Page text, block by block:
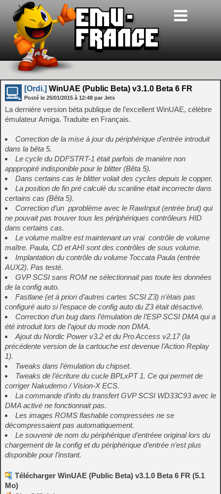
[Ordi.] WinUAE (Public Beta) v3.1.0 Beta 6 FR
Posté le 25/01/2015 à 12:48 par Jets
La dernière version béta publique de l’excellent WinUAE, célèbre
émulateur Amiga. Traduite en Français.
Correction de la mise à jour du périphérique d’entrée introduit
dans la bêta 5.
Le cycle du DDFSTRT-1 était parfois de manière non
apppropiré indisponible pour le blitter (Bêta 5).
Dans certains cas le blitter volait des cycles depuis le copper.
La position de fin pré calculé du scanline était incorrecte dans
certains cas (Bêta 5).
Correction d’un pproblème avec le RawInput (entrée brut) qui
ne pouvait pas trouver tous les périphériques contrôleurs HID
dans certains cas.
Le volume maître est maintenant un vrai contrôle de volume
maître. Paula, CD et AHI sont des contrôles de sous volume.
Implantation du contrôle du volume Toccata Paula (entrée
AUX2). Pas testé.
GVP SCSI sans ROM ne sélectionnait pas toute les données
de la config auto.
Fastlane (et à priori d’autres cartes SCSI Z3) n’étais pas
configuré auto si l’espace de config auto du Z3 était désactivé.
Correction d’un bug dans l’émulation de l’ESP SCSI DMA qui a
été introduit lors de l’ajout du mode non DMA.
Ajout du Nordic Power v3.2 et du Pro Access v2.17 (la
précédente version de la cartouche est devenue l’Action Replay
1).
Tweaks dans l’émulation du chipset.
Tweaks de l’écriture du cucle BPLxPT 1. Ce qui permet de
corriger Nakudemo / Vision-X ECS.
La commande d’info du transfert GVP SCSI WD33C93 avec le
DMA activé ne fonctionnait pas.
Les images ROMS flashable compressées ne se
décompressaient pas automatiquement.
Le souvenir de nom du périphérique d’entréee original lors du
chargement de la config et du périphérique d’entrée n’est plus
disponible pour l’instant.
Télécharger WinUAE (Public Beta) v3.1.0 Beta 6 FR (5.1
Mo)